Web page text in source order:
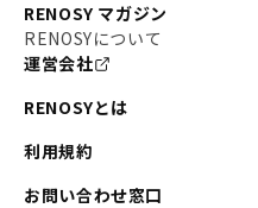
RENOSY マガジン
RENOSYについて
運営会社
RENOSYとは
利用規約
お問い合わせ窓口